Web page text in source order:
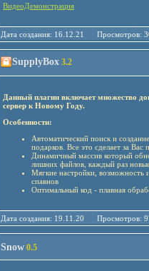
ВидеоДемонстрация
Дата создания: 16.12.21
SupplyBox 3.2
Данный плагин включает множество
сервер к Новому Году.
Особенности:
Автоматический поиск и
подарков. Все это сделает за Вас
Динамичный массив который
лишних файлов, каждый раз
Мягкие настройки, возможность
спавнов
Оптимальный код - плавная
Дата создания: 19.11.20
Snow 0.5